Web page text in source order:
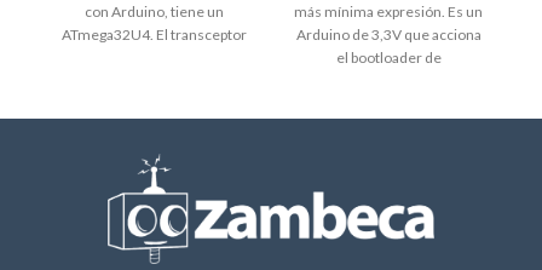
con Arduino, tiene un
ATmega32U4. El transceptor
más mínima expresión. Es un
Arduino de 3,3V que acciona
el bootloader de